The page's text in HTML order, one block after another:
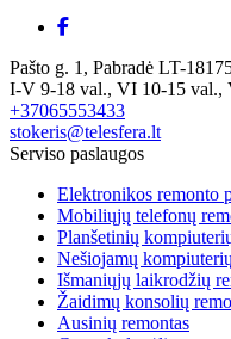
Pašto g. 1, Pabradė LT-
I-V 9-18 val., VI 10-15 val.,
+37065553433
stokeris@telesfera.lt
Serviso paslaugos
Elektronikos remonto
Mobiliųjų telefonų
Planšetinių
Nešiojamų
Išmaniųjų laikrodžių
Žaidimų konsolių
Ausinių remontas